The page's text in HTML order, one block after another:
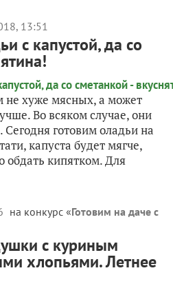
13:51
с капустой, да со
хуже мясных, а может
Во всяком случае, они
готовим оладьи на
капуста будет мягче,
обдать кипятком. Для
на конкурс «Готовим на даче с
с куриным
хлопьями. Летнее